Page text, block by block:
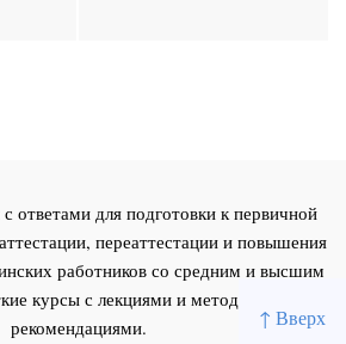
↑ Вверх
ответами для подготовки к первичной
переаттестации и повышения
работников со средним и высшим
курсы с лекциями и методическими
рекомендациями.